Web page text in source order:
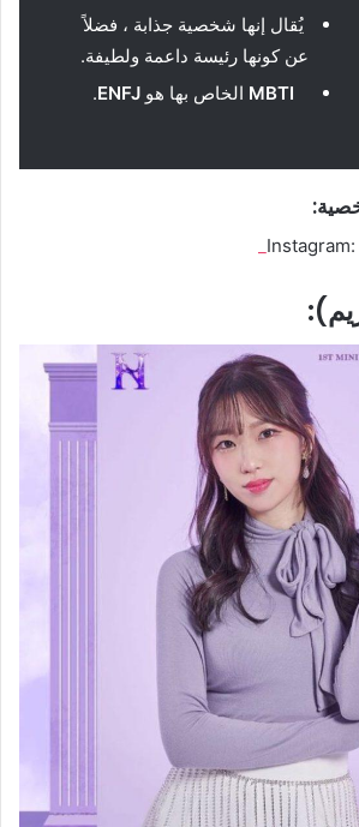
يُقال إنها شخصية جذابة ، فضلاً
عن كونها رئيسة داعمة ولطيفة.
MBTI الخاص بها هو ENFJ
.
Instagram: